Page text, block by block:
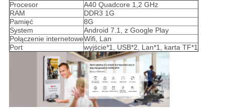
Procesor
A40 Quadcore 1,2 GHz
RAM
DDR3 1G
Pamięć
8G
System
Android 7.1, z Google Play
Połączenie internetoweWifi, Lan
Port
wyjście*1, USB*2, Lan*1, karta TF*1